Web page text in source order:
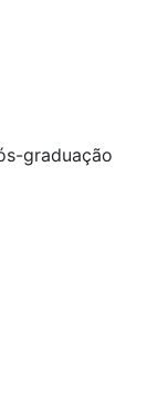
graduação